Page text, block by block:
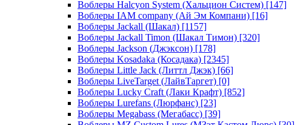
Воблеры Halcyon System (Хальцион Систем) [147]
Воблеры IAM company (Ай Эм Компани) [16]
Воблеры Jackall (Шакал) [1157]
Воблеры Jackall Timon (Шакал Тимон) [320]
Воблеры Jackson (Джэксон) [178]
Воблеры Kosadaka (Косадака) [2345]
Воблеры Little Jack (Литтл Джэк) [66]
Воблеры LiveTarget (ЛайвТаргет) [0]
Воблеры Lucky Craft (Лаки Крафт) [852]
Воблеры Lurefans (Люрфанс) [23]
Воблеры Megabass (Мегабасс) [39]